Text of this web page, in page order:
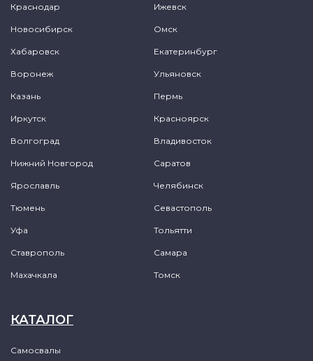
Краснодар Ижевск
Новосибирск Омск
Хабаровск Екатеринбург
Воронеж Ульяновск
Казань Пермь
Иркутск Красноярск
Волгоград Владивосток
Нижний Новгород Саратов
Ярославль Челябинск
Тюмень Севастополь
Уфа Тольятти
Ставрополь Самара
Махачкала Томск
КАТАЛОГ
Самосвалы